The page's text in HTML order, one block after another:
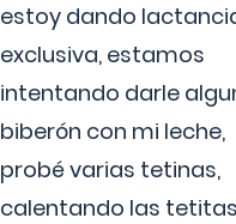
estoy dando
exclusiva, estamos
intentando darle
biberón con mi leche,
probé varias tetinas,
calentando las